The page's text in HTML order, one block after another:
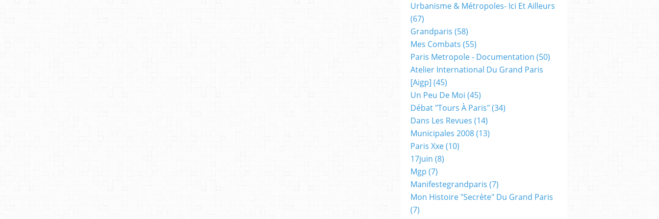
Urbanisme & Métropoles- Ici Et Ailleurs
(67)
Grandparis (58)
Mes Combats (55)
Paris Metropole - Documentation (50)
Atelier International Du Grand Paris
[aigp] (45)
Un Peu De Moi (45)
Débat "tours À Paris"(34)
Dans Les Revues (14)
Municipales 2008(13)
Paris Xxe(10)
17juin (8)
Mgp (7)
Manifestegrandparis (7)
Mon Histoire "secrète" Du Grand Paris
(7)